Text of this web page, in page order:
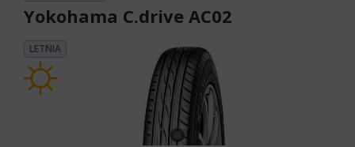
Yokohama C.drive AC02
LETNIA